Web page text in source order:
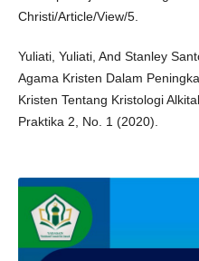
Christi/Article/View/5.
Yuliati, Yuliati, And Stanley
Agama Kristen Dalam
Kristen Tentang Kristologi
Praktika 2, No. 1 (2020).